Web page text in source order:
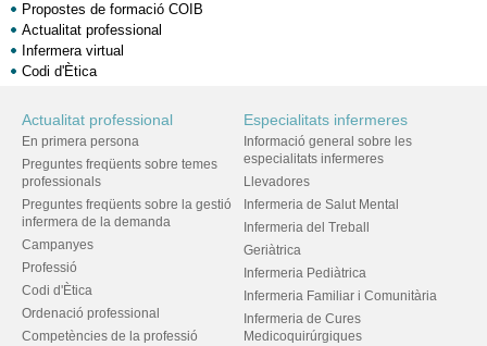
Propostes de formació COIB
Actualitat professional
Infermera virtual
Codi d'Ètica
Actualitat professional
En primera persona
Preguntes freqüents sobre temes
professionals
Preguntes freqüents sobre la gestió
infermera de la demanda
Campanyes
Professió
Codi d'Ètica
Ordenació professional
Competències de la professió
Especialitats infermeres
Informació general sobre les
especialitats infermeres
Llevadores
Infermeria de Salut Mental
Infermeria del Treball
Geriàtrica
Infermeria Pediàtrica
Infermeria Familiar i Comunitària
Infermeria de Cures
Medicoquirúrgiques